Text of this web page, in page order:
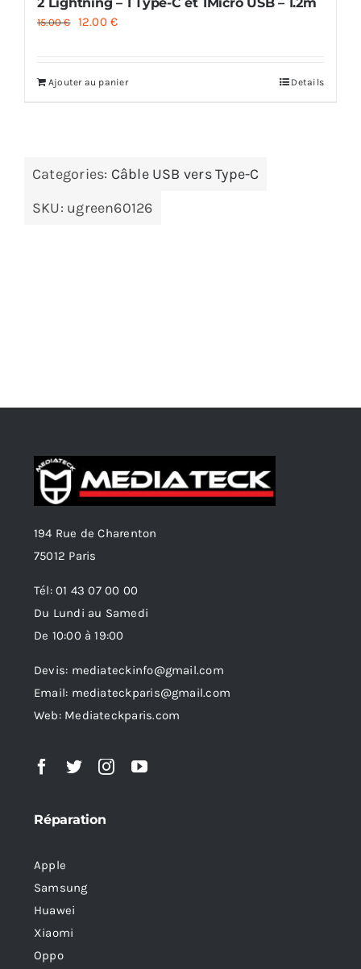
15.00€
Le
était :
12.00€Le
est :
Ajouter au panier Details
Categories: Câble USB vers Type-C
SKU: ugreen60126
194 Rue de Charenton
75012 Paris
Tél: 01 43 07 00 00
Du Lundi au Samedi
De 10:00 à 19:00
Devis: mediateckinfo@gmail.com
Email: mediateckparis@gmail.com
Web: Mediateckparis.com
Réparation
Apple
Samsung
Huawei
Xiaomi
Oppo